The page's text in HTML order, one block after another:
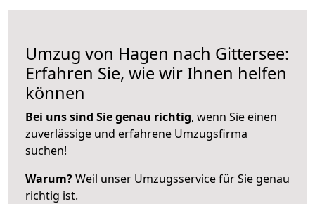
Umzug von Hagen nach Gittersee:
Erfahren Sie, wie wir Ihnen helfen
können
Bei uns sind Sie genau richtig, wenn Sie einen
zuverlässige und erfahrene Umzugsfirma
suchen!
Warum?Weil unser Umzugsservice für Sie genau
richtig ist.